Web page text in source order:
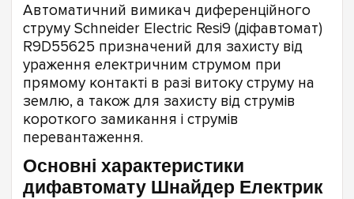
Автоматичний вимикач диференційного
струму Schneider Electric Resi9 (діфавтомат)
R9D55625 призначений для захисту від
ураження електричним струмом при
прямому контакті в разі витоку струму на
землю, а також для захисту від струмів
короткого замикання і струмів
перевантаження.
Основні характеристики
дифавтомату Шнайдер Електрик